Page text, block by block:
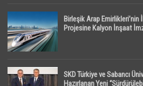
Birleşik Arap Emirlikleri’nin
Projesine Kalyon İnşaat
SKD Türkiye ve Sabancı
Hazırlanan Yeni